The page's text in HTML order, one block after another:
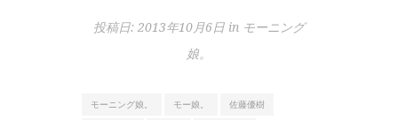
投稿日: 2013年10月6日 in モーニング
娘。
モーニング娘。 モー娘。
佐藤優樹